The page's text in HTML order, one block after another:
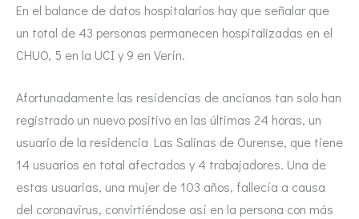
En el balance de datos hospitalarios hay que señalar que
un total de 43 personas permanecen hospitalizadas en el
CHUO, 5 en la UCI y 9 en Verín.
Afortunadamente las residencias de ancianos tan solo han
registrado un nuevo positivo en las últimas 24 horas, un
usuario de la residencia Las Salinas de Ourense, que tiene
14 usuarios en total afectados y 4 trabajadores. Una de
estas usuarias, una mujer de 103 años, fallecía a causa
del coronavirus, convirtiéndose así en la persona con más